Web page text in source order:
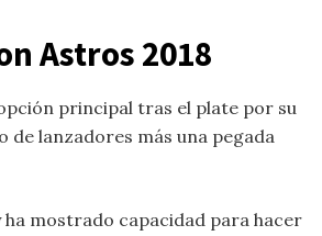
Astros 2018
principal tras el plate por su
lanzadores más una pegada
mostrado capacidad para hacer